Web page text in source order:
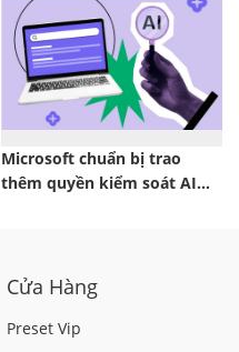
Microsoft chuẩn bị trao
thêm quyền kiểm soát AI
Cửa Hàng
Preset Vip